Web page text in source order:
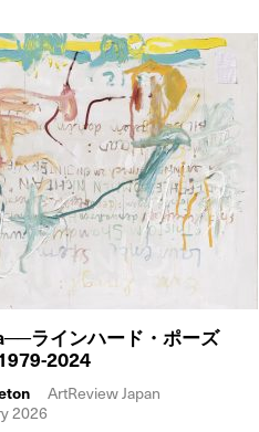
ラインハード・ポーズ
2024
ArtReview Japan
2026